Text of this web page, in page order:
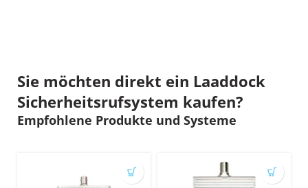
Sie möchten direkt ein Laaddock
Sicherheitsrufsystem kaufen?
Empfohlene Produkte und Systeme